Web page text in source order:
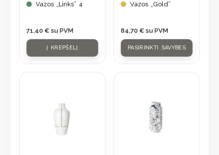
Vazos „Links” 4
71,40 € su PVM
Į KREPŠELĮ
Vazos „Gold”
84,70 € su PVM
PASIRINKTI SAVYBES
may
chosen
on
the
product
page